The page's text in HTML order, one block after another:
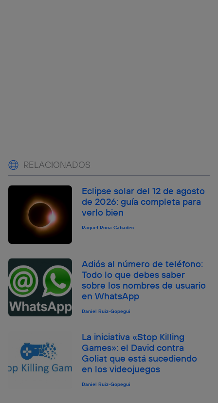
RELACIONADOS
Eclipse solar del 12 de agosto
de 2026: guía completa para
verlo bien
Raquel Roca Cabades
Adiós al número de teléfono:
Todo lo que debes saber
sobre los nombres de usuario
en WhatsApp
Daniel Ruiz-Gopegui
La iniciativa «Stop Killing
Games»: el David contra
Goliat que está sucediendo
en los videojuegos
Daniel Ruiz-Gopegui